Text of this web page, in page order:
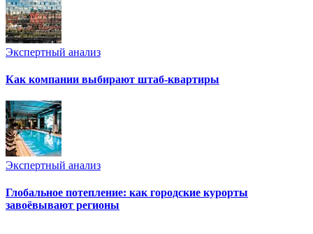
Экспертный анализ
Как компании выбирают штаб-квартиры
Экспертный анализ
Глобальное потепление: как городские курорты
завоёвывают регионы